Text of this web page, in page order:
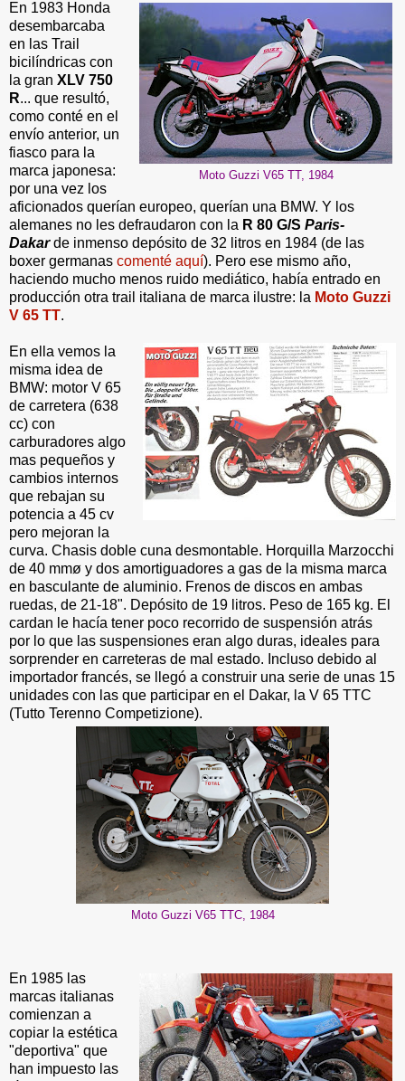
Moto Guzzi V65 TT, 1984
En 1983 Honda
desembarcaba
en las Trail
bicilíndricas con
la gran XLV 750
R... que resultó,
como conté en el
envío anterior, un
fiasco para la
marca japonesa:
por una vez los
aficionados querían europeo, querían una BMW. Y los
alemanes no les defraudaron con la R 80 G/S Paris-
Dakarde inmenso depósito de 32 litros en 1984 (de las
boxer germanas comenté aquí). Pero ese mismo año,
haciendo mucho menos ruido mediático, había entrado en
producción otra trail italiana de marca ilustre: la Moto Guzzi
V 65 TT.
En ella vemos la
misma idea de
BMW: motor V 65
de carretera (638
cc) con
carburadores algo
mas pequeños y
cambios internos
que rebajan su
potencia a 45 cv
pero mejoran la
curva. Chasis doble cuna desmontable. Horquilla Marzocchi
de 40 mmø y dos amortiguadores a gas de la misma marca
en basculante de aluminio. Frenos de discos en ambas
ruedas, de 21-18". Depósito de 19 litros. Peso de 165 kg. El
cardan le hacía tener poco recorrido de suspensión atrás
por lo que las suspensiones eran algo duras, ideales para
sorprender en carreteras de mal estado. Incluso debido al
importador francés, se llegó a construir una serie de unas 15
unidades con las que participar en el Dakar, la V 65 TTC
(Tutto Terenno Competizione).
Moto Guzzi V65 TTC, 1984
En 1985 las
marcas italianas
comienzan a
copiar la estética
"deportiva" que
han impuesto las